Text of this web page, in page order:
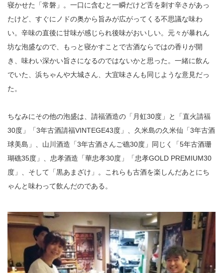
寝かせた「常磐」。一口に含むと一瞬だけど舌を刺す辛さがあっ
たけど、すぐにノドの奥から旨みが広がってくる不思議な味わ
い。辛味の直後に甘味が感じられ後味がおいしい。元々が暴れん
坊な泡盛なので、もっと寝かすことで古酒ならではの香りが開
き、味わい深かい旨さになるのではないかと思った。一緒に飲ん
でいた、浜ちゃんや大城さん、大宜味さんも同じような意見だっ
た。
ちなみにその他の泡盛は、請福酒造の「月虹30度」と「直火請福
30度」「3年古酒請福VINTEGE43度」、久米島の久米仙「3年古酒
球美島」、山川酒造「3年古酒さんご礁30度」同じく「5年古酒珊
瑚礁35度」、忠孝酒造「華忠孝30度」「忠孝GOLD PREMIUM30
度」、そして「黒あまざけ」。これらも古酒を楽しんだあとにち
ゃんと味わって飲んだのである。